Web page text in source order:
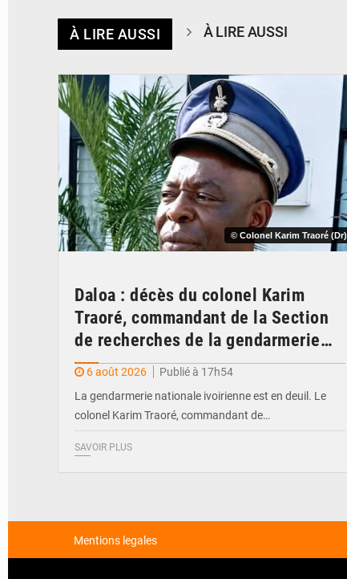
À LIRE AUSSI À LIRE AUSSI
© Colonel Karim Traoré (Dr)
Daloa : décès du colonel Karim
Traoré, commandant de la Section
de recherches de la gendarmerie
après une activité sportive
6 août 2026
Publié à 17h54
La gendarmerie nationale ivoirienne est en deuil. Le
colonel Karim Traoré, commandant de…
SAVOIR PLUS
Mentions legales